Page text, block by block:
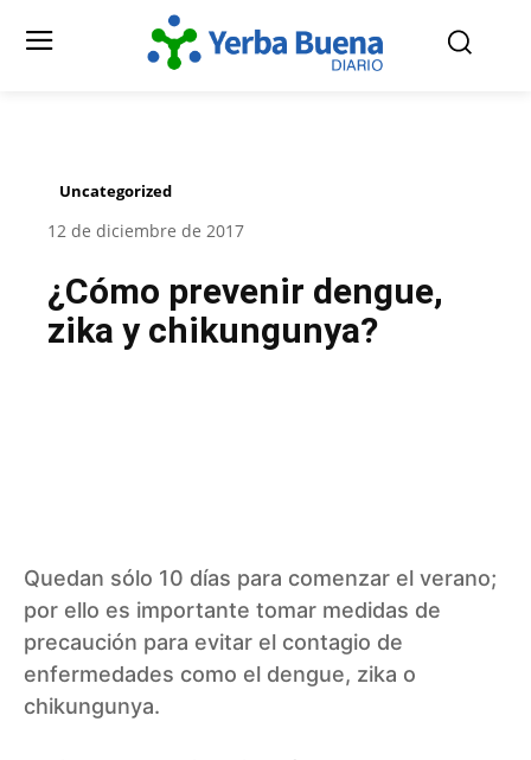
Uncategorized
12 de diciembre de 2017
¿Cómo prevenir dengue,
zika y chikungunya?
Quedan sólo 10 días para comenzar el verano;
por ello es importante tomar medidas de
precaución para evitar el contagio de
enfermedades como el dengue, zika o
chikungunya.